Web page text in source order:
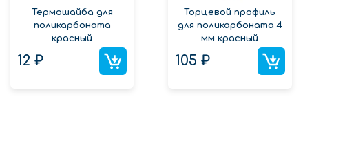
Термошайба для
поликарбоната
красный
12 ₽
Торцевой профиль
для поликарбоната 4
мм красный
105 ₽